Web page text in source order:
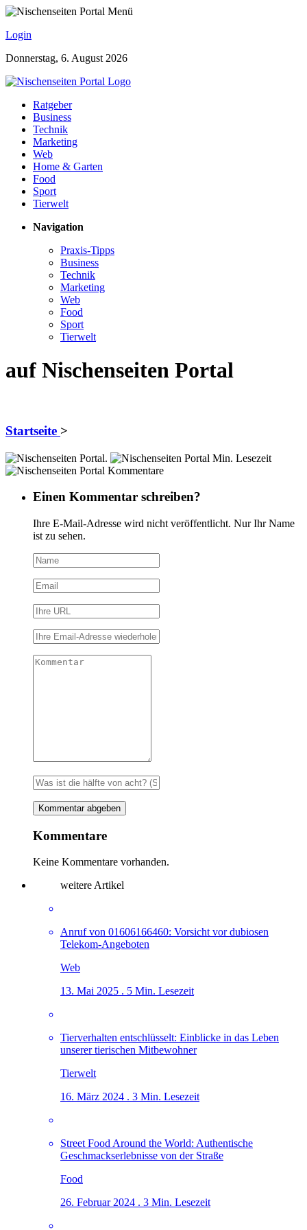
Login
Donnerstag, 6. August 2026
Ratgeber
Business
Technik
Marketing
Web
Home & Garten
Food
Sport
Tierwelt
Navigation
Praxis-Tipps
Business
Technik
Marketing
Web
Food
Sport
Tierwelt
auf Nischenseiten Portal
Startseite >
.
Min. Lesezeit
Kommentare
Einen Kommentar schreiben?
Ihre E-Mail-Adresse wird nicht veröffentlicht. Nur Ihr Name
ist zu sehen.
Kommentare
Keine Kommentare vorhanden.
weitere Artikel
Anruf von 01606166460: Vorsicht vor dubiosen
Telekom-Angeboten
Web
13. Mai 2025 . 5 Min. Lesezeit
Tierverhalten entschlüsselt: Einblicke in das Leben
unserer tierischen Mitbewohner
Tierwelt
16. März 2024 . 3 Min. Lesezeit
Street Food Around the World: Authentische
Geschmackserlebnisse von der Straße
Food
26. Februar 2024 . 3 Min. Lesezeit